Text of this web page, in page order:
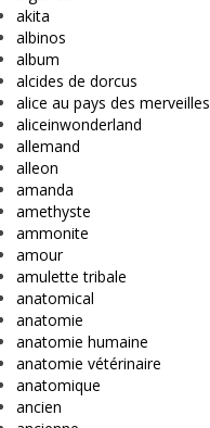
akita
albinos
album
alcides de dorcus
alice au pays des merveilles
aliceinwonderland
allemand
alleon
amanda
amethyste
ammonite
amour
amulette tribale
anatomical
anatomie
anatomie humaine
anatomie vétérinaire
anatomique
ancien